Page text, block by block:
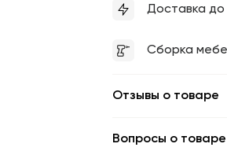
Доставка до
Сборка
Отзывы о товаре
Вопросы о товаре